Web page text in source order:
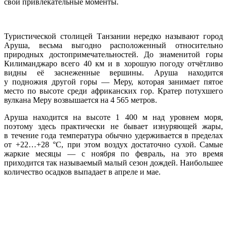
Туристической столицей Танзании нередко называют город
Аруша, весьма выгодно расположенный относительно
природных достопримечательностей. До знаменитой горы
Килиманджаро всего 40 км и в хорошую погоду отчётливо
видны её заснеженные вершины. Аруша находится
у подножия другой горы — Меру, которая занимает пятое
место по высоте среди африканских гор. Кратер потухшего
вулкана Меру возвышается на 4 565 метров.
Аруша находится на высоте 1 400 м над уровнем моря,
поэтому здесь практически не бывает изнуряющей жары,
в течение года температура обычно удерживается в пределах
от +22…+28 °С, при этом воздух достаточно сухой. Самые
жаркие месяцы — с ноября по февраль, на это время
приходится так называемый малый сезон дождей. Наибольшее
количество осадков выпадает в апреле и мае.